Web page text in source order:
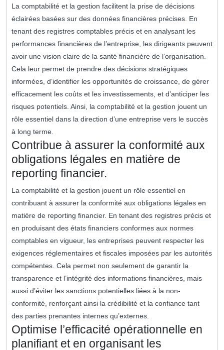
La comptabilité et la gestion facilitent la prise de décisions
éclairées basées sur des données financières précises. En
tenant des registres comptables précis et en analysant les
performances financières de l’entreprise, les dirigeants peuvent
avoir une vision claire de la santé financière de l’organisation.
Cela leur permet de prendre des décisions stratégiques
informées, d’identifier les opportunités de croissance, de gérer
efficacement les coûts et les investissements, et d’anticiper les
risques potentiels. Ainsi, la comptabilité et la gestion jouent un
rôle essentiel dans la direction d’une entreprise vers le succès
à long terme.
Contribue à assurer la conformité aux
obligations légales en matière de
reporting financier.
La comptabilité et la gestion jouent un rôle essentiel en
contribuant à assurer la conformité aux obligations légales en
matière de reporting financier. En tenant des registres précis et
en produisant des états financiers conformes aux normes
comptables en vigueur, les entreprises peuvent respecter les
exigences réglementaires et fiscales imposées par les autorités
compétentes. Cela permet non seulement de garantir la
transparence et l’intégrité des informations financières, mais
aussi d’éviter les sanctions potentielles liées à la non-
conformité, renforçant ainsi la crédibilité et la confiance tant
des parties prenantes internes qu’externes.
Optimise l’efficacité opérationnelle en
planifiant et en organisant les